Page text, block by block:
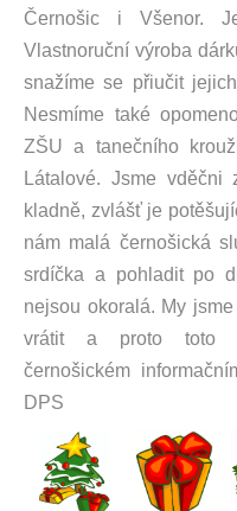
Černošic i Všenor.
Vlastnoruční výroba
snažíme se přiučit
Nesmíme také
ZŠU a tanečního
Látalové. Jsme
kladně, zvlášť je
nám malá černošická
srdíčka a pohladit po
nejsou okoralá. My
vrátit a proto toto
černošickém
DPS